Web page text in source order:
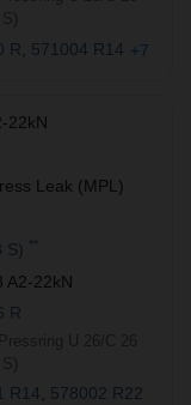
R 571004 R14 +7
22kN
Leak (MPL)
S)
A2-22kN
R
R14
578002 R22